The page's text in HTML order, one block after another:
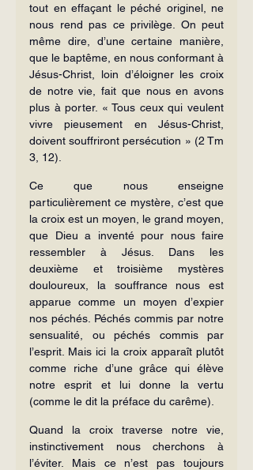
tout en effaçant le péché originel, ne
nous rend pas ce privilège. On peut
même dire, d’une certaine manière,
que le baptême, en nous conformant à
Jésus-Christ, loin d’éloigner les croix
de notre vie, fait que nous en avons
plus à porter. « Tous ceux qui veulent
vivre pieusement en Jésus-Christ,
doivent souffriront persécution » (2 Tm
3, 12).
Ce que nous enseigne
particulièrement ce mystère, c’est que
la croix est un moyen, le grand moyen,
que Dieu a inventé pour nous faire
ressembler à Jésus. Dans les
deuxième et troisième mystères
douloureux, la souffrance nous est
apparue comme un moyen d’expier
nos péchés. Péchés commis par notre
sensualité, ou péchés commis par
l’esprit. Mais ici la croix apparaît plutôt
comme riche d’une grâce qui élève
notre esprit et lui donne la vertu
(comme le dit la préface du carême).
Quand la croix traverse notre vie,
instinctivement nous cherchons à
l’éviter. Mais ce n’est pas toujours